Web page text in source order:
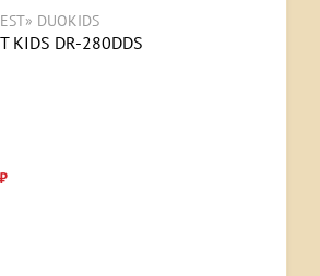
DUOKIDS
KIDS DR-280DDS